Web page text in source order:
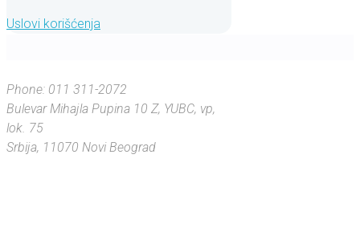
Uslovi korišćenja
„Medvedi
a na
„Pandana je
Nikoalu u
„Zašto je
Tom, a Gliša
Phone: 011 311-2072
Bulevar Mihajla Pupina 10 Z, YUBC, vp,
lok. 75
Srbija, 11070 Novi Beograd